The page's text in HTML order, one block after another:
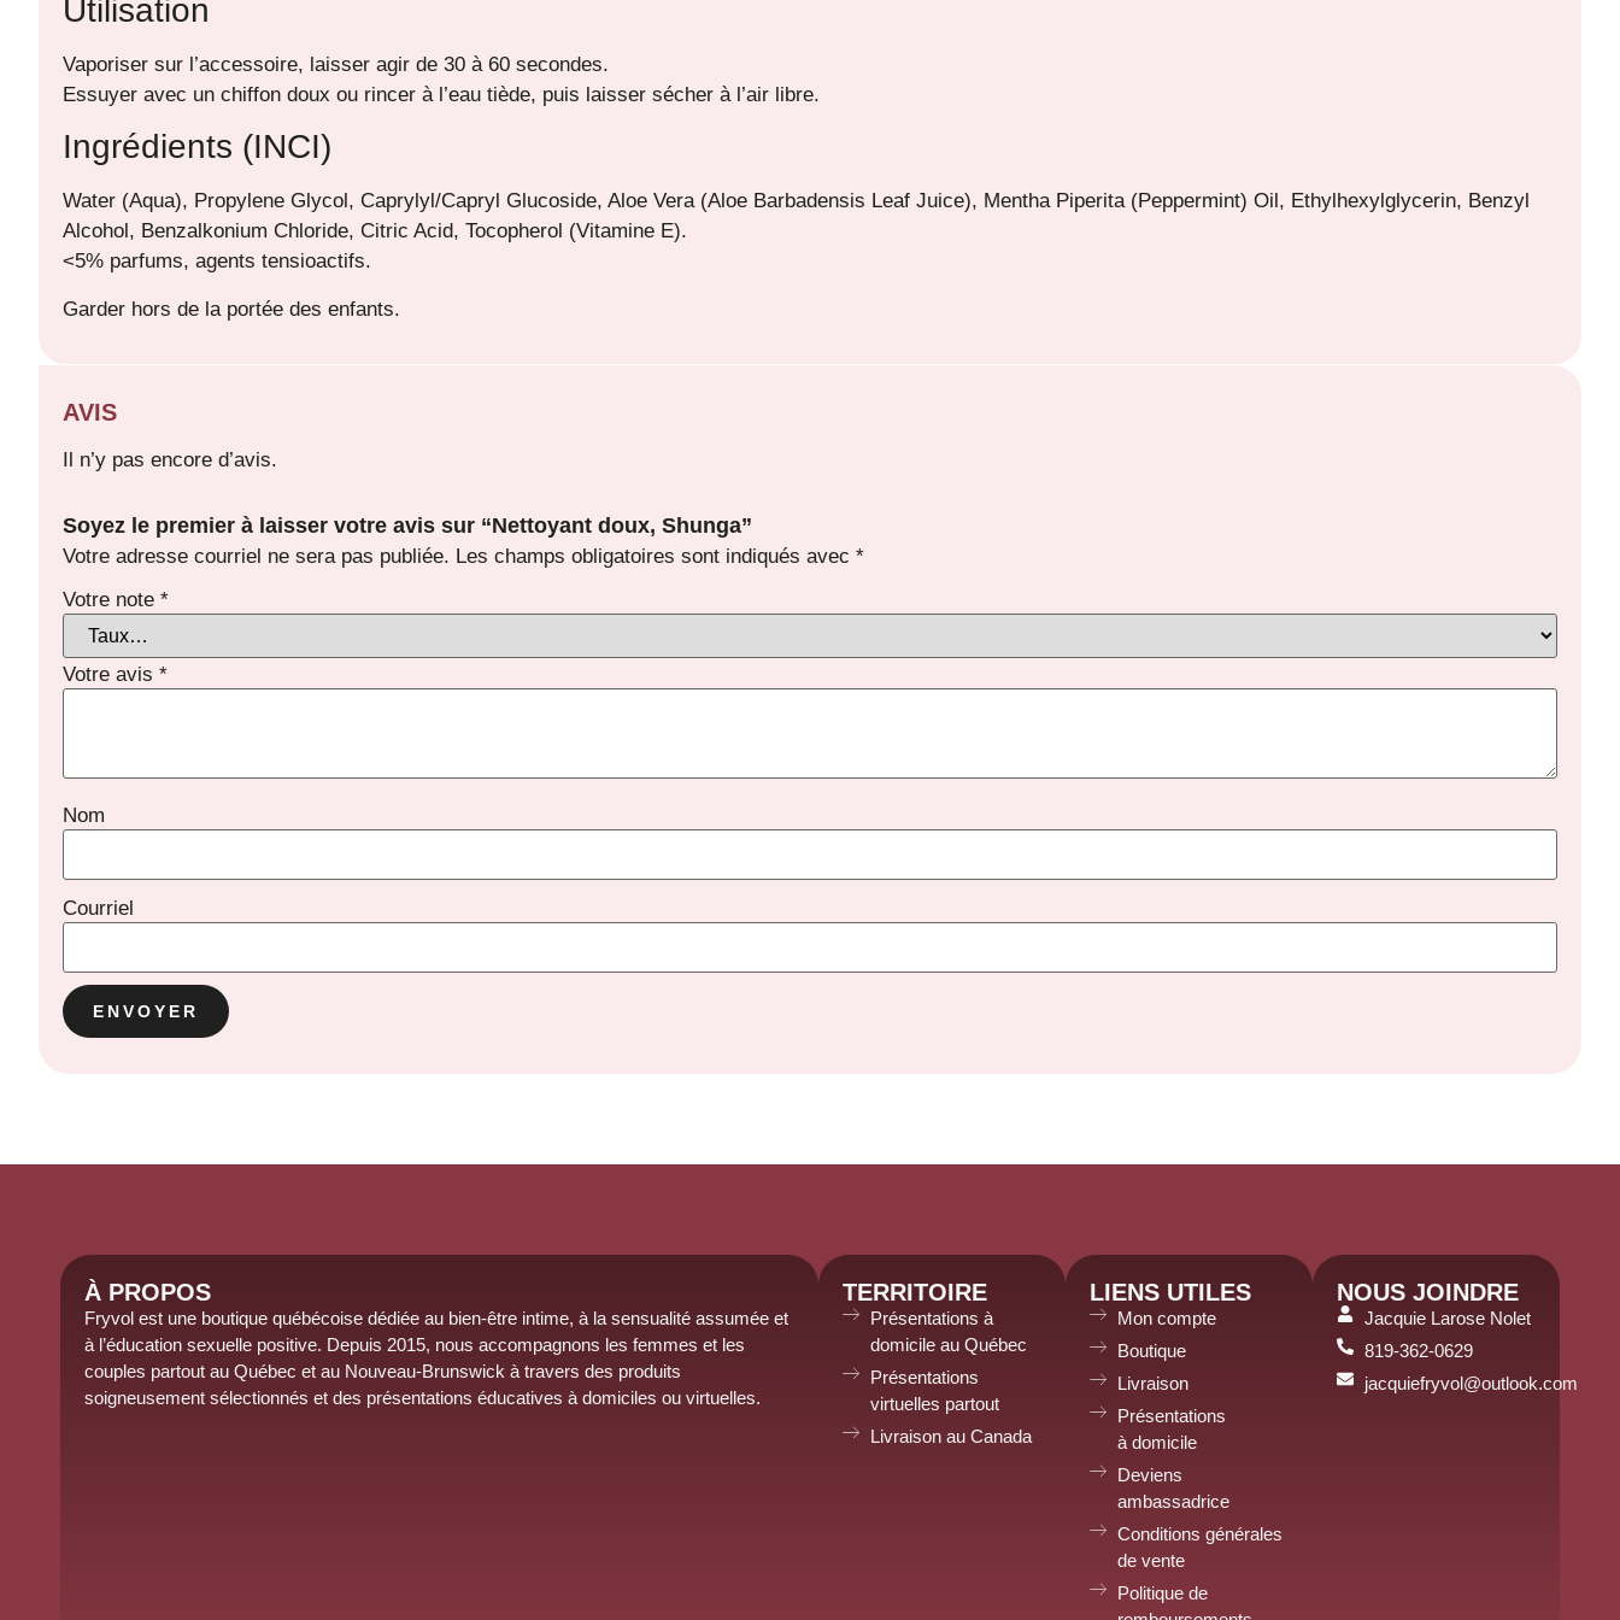
Utilisation
Vaporiser sur l’accessoire, laisser agir de 30 à 60 secondes.
Essuyer avec un chiffon doux ou rincer à l’eau tiède, puis laisser sécher à l’air libre.
Ingrédients (INCI)
Water (Aqua), Propylene Glycol, Caprylyl/Capryl Glucoside, Aloe Vera (Aloe Barbadensis Leaf Juice), Mentha Piperita (Peppermint) Oil, Ethylhexylglycerin, Benzyl
Alcohol, Benzalkonium Chloride, Citric Acid, Tocopherol (Vitamine E).
<5% parfums, agents tensioactifs.
Garder hors de la portée des enfants.
AVIS
Il n’y pas encore d’avis.
Soyez le premier à laisser votre avis sur “Nettoyant doux, Shunga”
Votre adresse courriel ne sera pas publiée. Les champs obligatoires sont indiqués avec *
Votre note *
Votre avis *
Nom
Courriel
À PROPOS
Fryvol est une boutique québécoise dédiée au bien-être intime, à la sensualité assumée et
à l’éducation sexuelle positive. Depuis 2015, nous accompagnons les femmes et les
couples partout au Québec et au Nouveau-Brunswick à travers des produits
soigneusement sélectionnés et des présentations éducatives à domiciles ou virtuelles.
TERRITOIRE
Présentations à
domicile au Québec
Présentations
virtuelles partout
Livraison au Canada
LIENS UTILES
Mon compte
Boutique
Livraison
Présentations
à domicile
Deviens
ambassadrice
Conditions générales
de vente
Politique de
NOUS JOINDRE
Jacquie Larose Nolet
819-362-0629
jacquiefryvol@outlook.com